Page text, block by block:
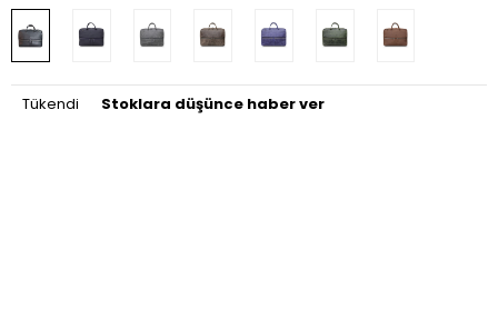
Tükendi Stoklara düşünce haber ver